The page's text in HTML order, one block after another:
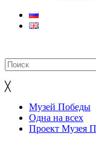
╳
Музей Победы
Одна на всех
Проект Музея